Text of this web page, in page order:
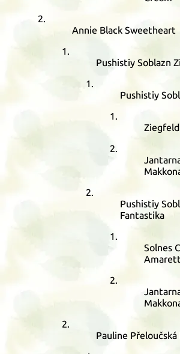
Annie Black Sweetheart
Pushistiy Soblazn
Pushistiy
Pushistiy
Fantastika
Solnes
Pauline